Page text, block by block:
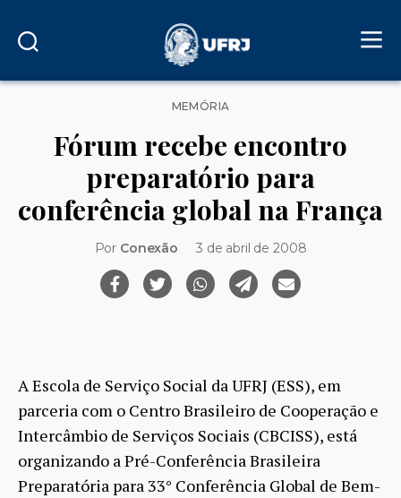
Categorias
MEMÓRIA
Fórum recebe encontro
preparatório para
conferência global na França
Por Conexão 3 de abril de 2008
A Escola de Serviço Social da UFRJ (ESS), em
parceria com o Centro Brasileiro de Cooperação e
Intercâmbio de Serviços Sociais (CBCISS), está
organizando a Pré-Conferência Brasileira
Preparatória para 33° Conferência Global de Bem-